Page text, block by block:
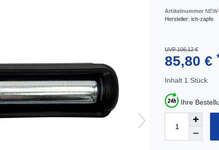
Artikelnummer
Hersteller: ich-zapfe
UVP 106,12 €
85,80 €
Inhalt 1 Stück
Ihre